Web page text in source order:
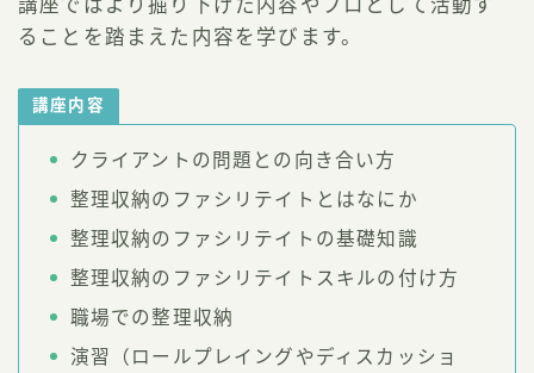
ることを踏まえた内容を学びます。
講座内容
クライアントの問題との向き合い方
整理収納のファシリテイトとはなにか
整理収納のファシリテイトの基礎知識
整理収納のファシリテイトスキルの付け方
職場での整理収納
演習（ロールプレイングやディスカッショ